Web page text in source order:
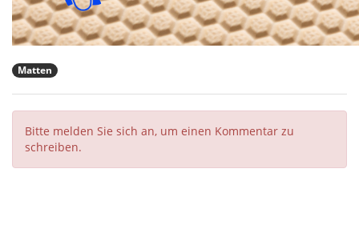
Matten
Bitte melden Sie sich an, um einen Kommentar zu
schreiben.